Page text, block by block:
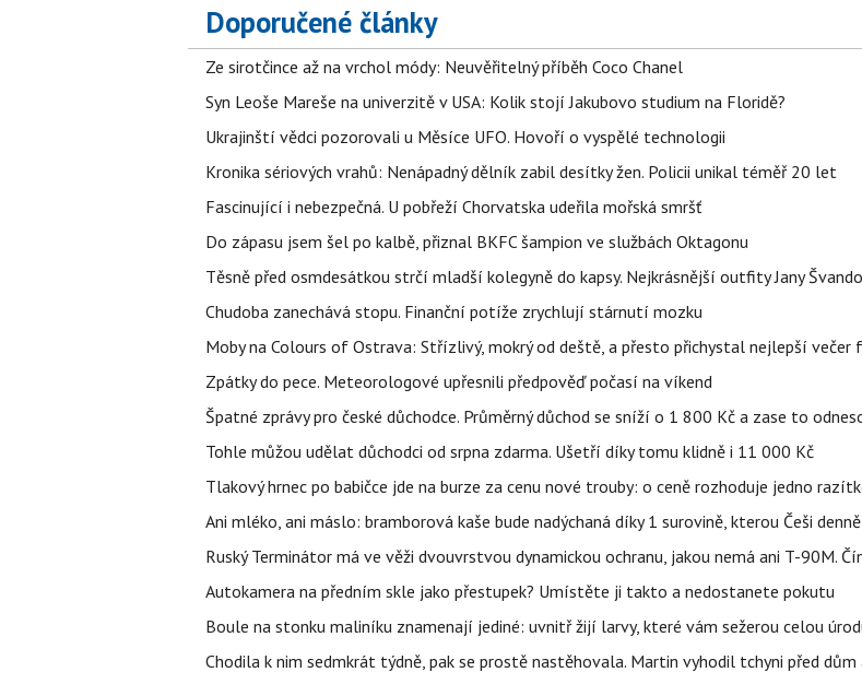
Doporučené články
Ze sirotčince až na vrchol módy: Neuvěřitelný příběh Coco Chanel
Syn Leoše Mareše na univerzitě v USA: Kolik stojí Jakubovo studium na Floridě?
Ukrajinští vědci pozorovali u Měsíce UFO. Hovoří o vyspělé technologii
Kronika sériových vrahů: Nenápadný dělník zabil desítky žen. Policii unikal téměř 20 let
Fascinující i nebezpečná. U pobřeží Chorvatska udeřila mořská smršť
Do zápasu jsem šel po kalbě, přiznal BKFC šampion ve službách Oktagonu
Těsně před osmdesátkou strčí mladší kolegyně do kapsy. Nejkrásnější outfity Jany
Chudoba zanechává stopu. Finanční potíže zrychlují stárnutí mozku
Moby na Colours of Ostrava: Střízlivý, mokrý od deště, a přesto přichystal nejlepší večer
Zpátky do pece. Meteorologové upřesnili předpověď počasí na víkend
Špatné zprávy pro české důchodce. Průměrný důchod se sníží o 1 800 Kč a zase to
Tohle můžou udělat důchodci od srpna zdarma. Ušetří díky tomu klidně i 11 000 Kč
Tlakový hrnec po babičce jde na burze za cenu nové trouby: o ceně rozhoduje jedno
Ani mléko, ani máslo: bramborová kaše bude nadýchaná díky 1 surovině, kterou Češi
Ruský Terminátor má ve věži dvouvrstvou dynamickou ochranu, jakou nemá ani T-90M.
Autokamera na předním skle jako přestupek? Umístěte ji takto a nedostanete pokutu
Boule na stonku maliníku znamenají jediné: uvnitř žijí larvy, které vám sežerou celou
Chodila k nim sedmkrát týdně, pak se prostě nastěhovala. Martin vyhodil tchyni před